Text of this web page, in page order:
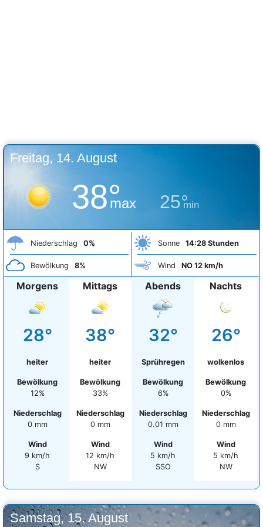
Freitag, 14. August
38°
max 25°
min
Niederschlag 0%
Bewölkung 8%
Sonne 14:28 Stunden
Wind NO 12 km/h
Morgens
28°
heiter
Bewölkung
12%
Niederschlag
0 mm
Wind
9 km/h
S
Mittags
38°
heiter
Bewölkung
33%
Niederschlag
0 mm
Wind
12 km/h
NW
Abends
32°
Sprühregen
Bewölkung
6%
Niederschlag
0.01 mm
Wind
5 km/h
SSO
Nachts
26°
wolkenlos
Bewölkung
0%
Niederschlag
0 mm
Wind
5 km/h
NW
Samstag, 15. August